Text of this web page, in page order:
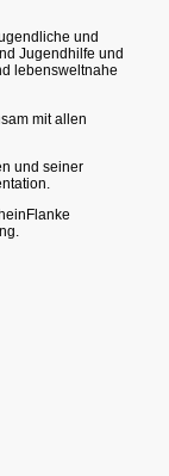
und
Jugendhilfe und
lebensweltnahe
mit allen
und seiner